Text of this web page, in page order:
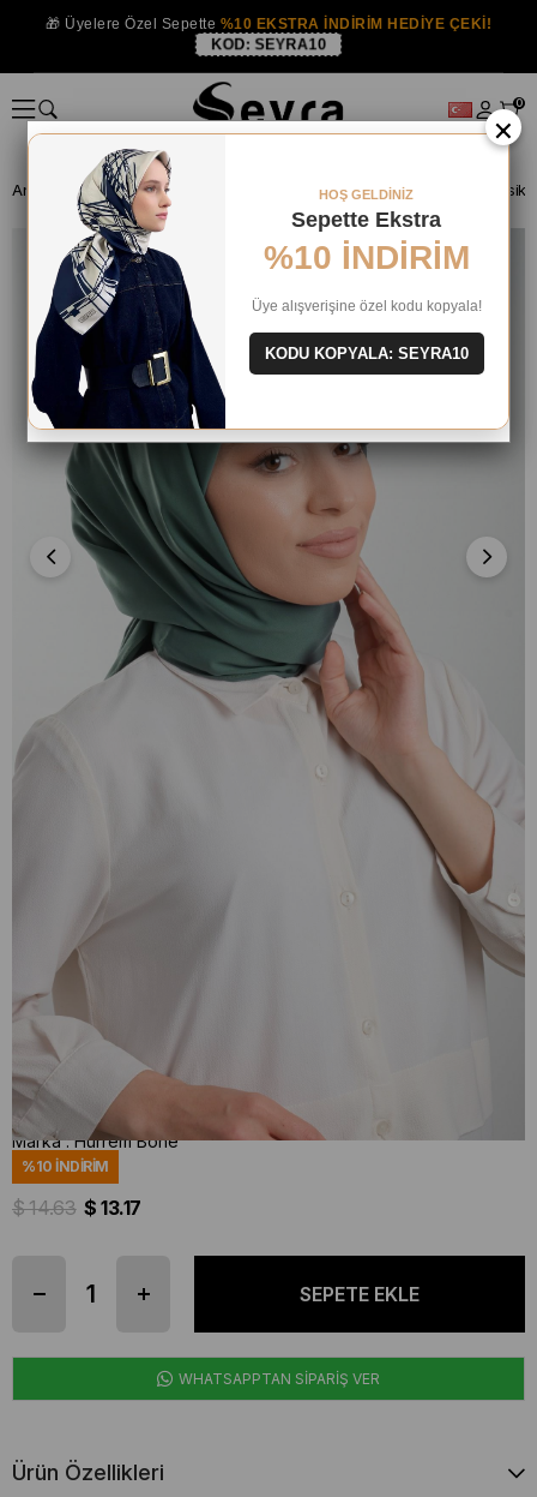
🎁 Üyelere Özel Sepette %10 EKSTRA İNDİRİM HEDİYE ÇEKİ!
KOD: SEYRA10
0
Anasayfa HAZIR BONE ŞAL KLASİK ŞAL Zümrüt Düz Klasik
Zümrüt Düz Klasik Şal Medine İpeği Sade
202103_37
Stok Kodu
(202103_37)
Marka : Hürrem Bone
%10 İNDIRIM
$ 14.63 $ 13.17
WHATSAPPTAN SİPARİŞ VER
Ürün Özellikleri
×
HOŞ GELDİNİZ
Sepette Ekstra
%10 İNDİRİM
Üye alışverişine özel kodu kopyala!
KODU KOPYALA: SEYRA10